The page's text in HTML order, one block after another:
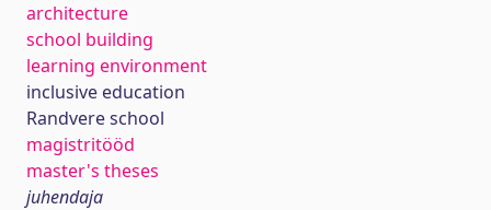
architecture
school building
learning environment
inclusive education
Randvere school
magistritööd
master's theses
juhendaja